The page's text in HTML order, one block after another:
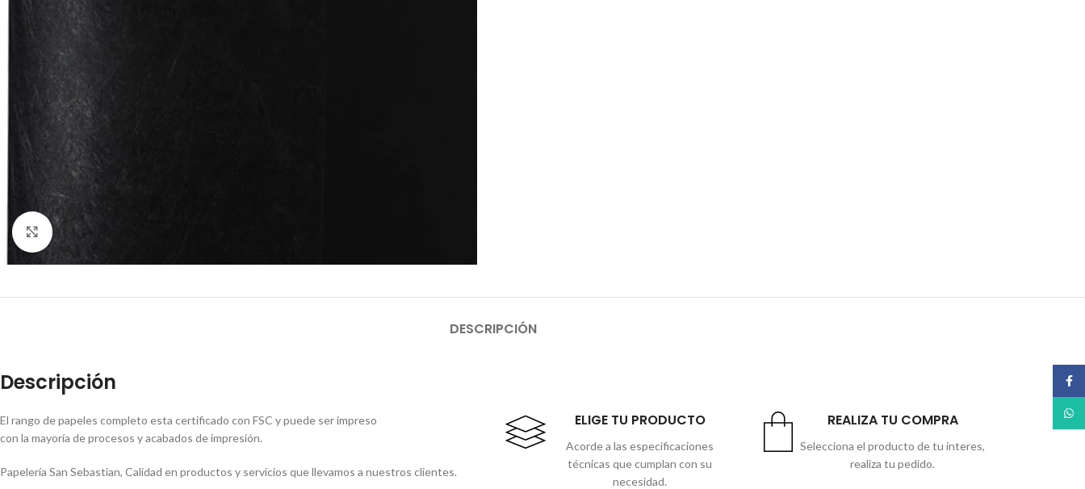
Click to enlarge
DESCRIPCIÓN
Descripción
El rango de papeles completo esta certificado con FSC y puede ser impreso
con la mayoría de procesos y acabados de impresión.
Papelería San Sebastian, Calidad en productos y servicios que llevamos a nuestros clientes.
ELIGE TU PRODUCTO
Acorde a las especificaciones
técnicas que cumplan con su
necesidad.
REALIZA TU COMPRA
Selecciona el producto de tu interes,
realiza tu pedido.